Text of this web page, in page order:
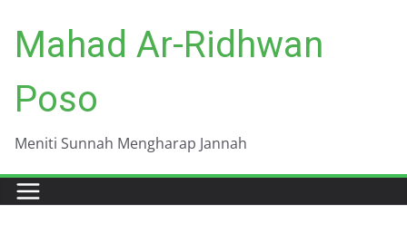
content
Mahad Ar-Ridhwan
Poso
Meniti Sunnah Mengharap Jannah